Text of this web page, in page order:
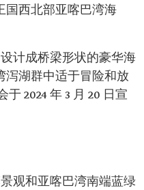
国西北部亚喀巴湾海
计成桥梁形状的豪华海
泻湖群中适于冒险和放
2024 年 3 月 20 日宣
观和亚喀巴湾南端蓝绿